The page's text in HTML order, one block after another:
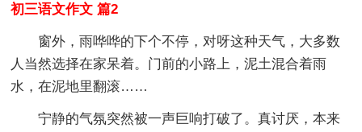
初三语文作文 篇2
窗外，雨哗哗的下个不停，对呀这种天气，大多数
人当然选择在家呆着。门前的小路上，泥土混合着雨
水，在泥地里翻滚……
宁静的气氛突然被一声巨响打破了。真讨厌，本来